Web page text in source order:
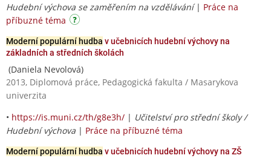
Hudební výchova se zaměřením na vzdělávání| Práce na
příbuzné téma
Moderní populární hudba v učebnicích hudební výchovy na
základních a středních školách
(Daniela Nevolová)
2013, Diplomová práce, Pedagogická fakulta / Masarykova
univerzita
• https://is.muni.cz/th/g8e3h/ | Učitelství pro střední školy /
Hudební výchova | Práce na příbuzné téma
Moderní populární hudba v učebnicích hudební výchovy na ZŠ